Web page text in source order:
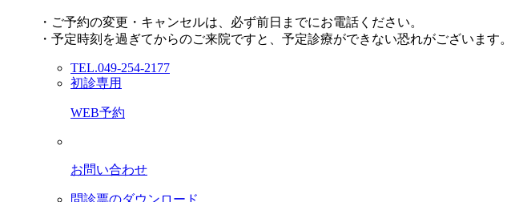
・ご予約の変更・キャンセルは、必ず前日までにお電話ください。
・予定時刻を過ぎてからのご来院ですと、予定診療ができない恐れがございます。
TEL.049-254-2177
初診専用
WEB予約
お問い合わせ
問診票のダウンロード